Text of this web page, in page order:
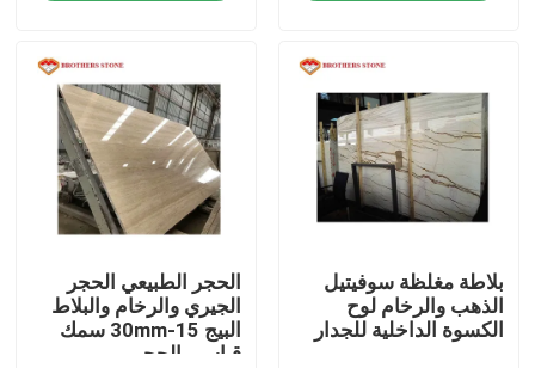
المنتجات
حولنا
مراقبة الجودة
بلاطة مغلظة سوفيتيل
الذهب والرخام لوح
الكسوة الداخلية للجدار
الحجر الطبيعي الحجر
الجيري والرخام والبلاط
البيج 15-30mm سمك
قياسي الحجم